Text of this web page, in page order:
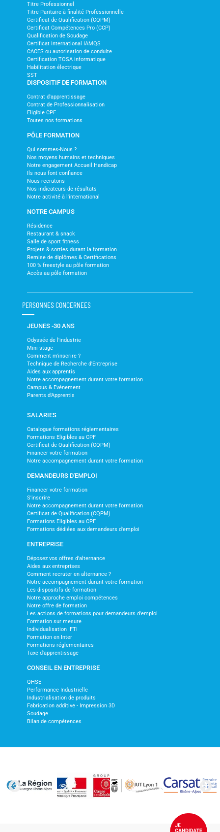
Titre Professionnel
Titre Paritaire à finalité Professionnelle
Certificat de Qualification (CQPM)
Certificat Compétences Pro (CCP)
Qualification de Soudage
Certificat International IAMQS
CACES ou autorisation de conduite
Certification TOSA informatique
Habilitation électrique
SST
DISPOSITIF DE FORMATION
Contrat d'apprentissage
Contrat de Professionnalisation
Eligible CPF
Toutes nos formations
PÔLE FORMATION
Qui sommes-Nous ?
Nos moyens humains et techniques
Notre engagement Accueil Handicap
Ils nous font confiance
Nous recrutons
Nos indicateurs de résultats
Notre activité à l'international
NOTRE CAMPUS
Résidence
Restaurant & snack
Salle de sport fitness
Projets & sorties durant la formation
Remise de diplômes & Certifications
100 % freestyle au pôle formation
Accès au pôle formation
PERSONNES CONCERNEES
JEUNES -30 ANS
Odyssée de l'industrie
Mini-stage
Comment m'inscrire ?
Technique de Recherche d'Entreprise
Aides aux apprentis
Notre accompagnement durant votre formation
Campus & Evénement
Parents d'Apprentis
SALARIES
Catalogue formations réglementaires
Formations Eligibles au CPF
Certificat de Qualification (CQPM)
Financer votre formation
Notre accompagnement durant votre formation
DEMANDEURS D'EMPLOI
Financer votre formation
S'inscrire
Notre accompagnement durant votre formation
Certificat de Qualification (CQPM)
Formations Eligibles au CPF
Formations dédiées aux demandeurs d'emploi
ENTREPRISE
Déposez vos offres d'alternance
Aides aux entreprises
Comment recruter en alternance ?
Notre accompagnement durant votre formation
Les dispositifs de formation
Notre approche emploi compétences
Notre offre de formation
Les actions de formations pour demandeurs d'emploi
Formation sur mesure
Individualisation IFTI
Formation en Inter
Formations réglementaires
Taxe d'apprentissage
CONSEIL EN ENTREPRISE
QHSE
Performance Industrielle
Industrialisation de produits
Fabrication additive - Impression 3D
Soudage
Bilan de compétences